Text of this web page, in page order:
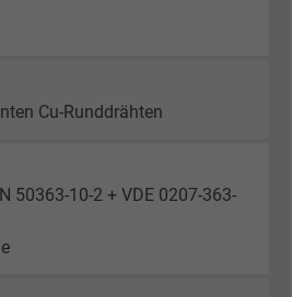
Cu-Runddrähten
50363-10-2 + VDE 0207-363-